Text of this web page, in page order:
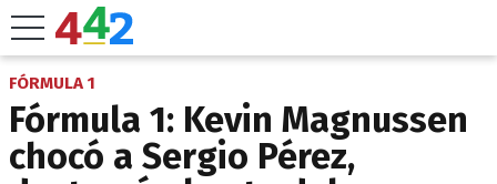
FÓRMULA 1
Fórmula 1: Kevin Magnussen
chocó a Sergio Pérez,